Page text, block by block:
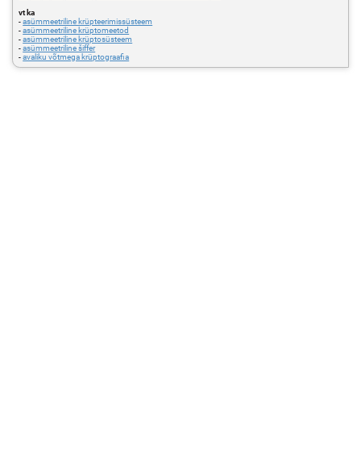
vt ka
-asümmeetriline krüpteerimissüsteem
-asümmeetriline krüptomeetod
-asümmeetriline krüptosüsteem
-asümmeetriline šiffer
-avaliku võtmega krüptograafia